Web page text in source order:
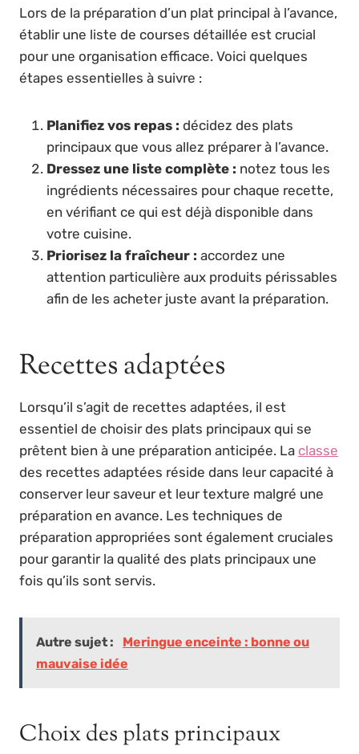
Lors de la préparation d’un plat principal à l’avance,
établir une liste de courses détaillée est crucial
pour une organisation efficace. Voici quelques
étapes essentielles à suivre :
Planifiez vos repas : décidez des plats
principaux que vous allez préparer à l’avance.
Dressez une liste complète : notez tous les
ingrédients nécessaires pour chaque recette,
en vérifiant ce qui est déjà disponible dans
votre cuisine.
Priorisez la fraîcheur : accordez une
attention particulière aux produits périssables
afin de les acheter juste avant la préparation.
Recettes adaptées
Lorsqu’il s’agit de recettes adaptées, il est
essentiel de choisir des plats principaux qui se
prêtent bien à une préparation anticipée. La classe
des recettes adaptées réside dans leur capacité à
conserver leur saveur et leur texture malgré une
préparation en avance. Les techniques de
préparation appropriées sont également cruciales
pour garantir la qualité des plats principaux une
fois qu’ils sont servis.
Autre sujet :
Meringue enceinte : bonne ou
mauvaise idée
Choix des plats principaux